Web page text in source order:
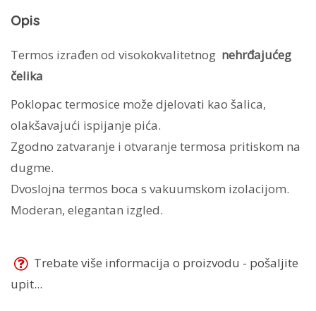
0,75l
BH-
6404
Opis
Termos izrađen od visokokvalitetnog nehrđajućeg
čelika
Poklopac termosice može djelovati kao šalica,
olakšavajući ispijanje pića.
Zgodno zatvaranje i otvaranje termosa pritiskom na
dugme.
Dvoslojna termos boca s vakuumskom izolacijom.
Moderan, elegantan izgled.
Trebate više informacija o proizvodu - pošaljite
upit...